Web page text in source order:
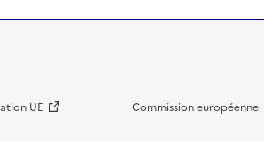
UE Commission européenne